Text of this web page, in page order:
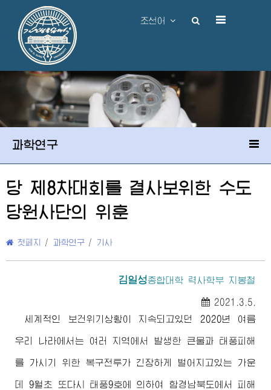
조선어
과학연구
당 제8차대회를 결사보위한 수도
당원사단의 위훈
첫페지 / 과학연구 / 기사
김일성종합대학 력사학부 지봉철
2021.3.5.
세계적인 보건위기상황이 지속되고있던 2020년 여름
우리 나라에서는 여러 지역에서 발생한 큰물과 태풍피해
를 가시기 위한 복구전투가 긴장하게 벌어지고있는 가운
데 9월초 또다시 태풍9호에 의하여 함경남북도에서 피해